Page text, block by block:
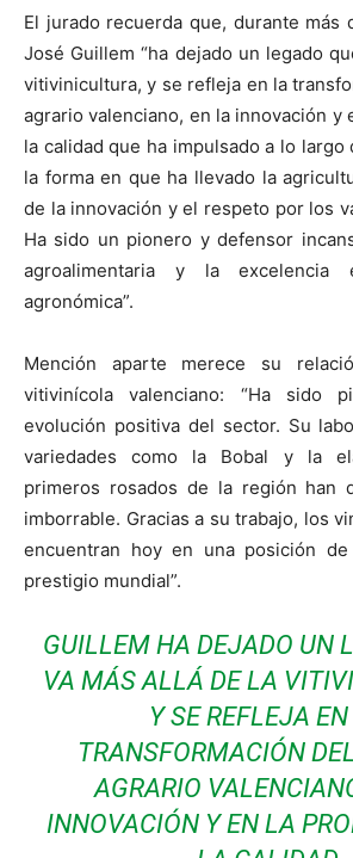
El jurado recuerda que, durante más
José Guillem “ha dejado un legado
vitivinicultura, y se refleja en la
agrario valenciano, en la innovación y
la calidad que ha impulsado a lo largo
la forma en que ha llevado la
de la innovación y el respeto por los
Ha sido un pionero y defensor
agroalimentaria y la excelencia
agronómica”.
Mención aparte merece su
vitivinícola valenciano: “Ha sido
evolución positiva del sector. Su
variedades como la Bobal y la
primeros rosados de la región han
imborrable. Gracias a su trabajo, los
encuentran hoy en una posición
prestigio mundial”.
GUILLEM HA DEJADO UN
VA MÁS ALLÁ DE LA
Y SE REFLEJA
TRANSFORMACIÓN
AGRARIO
INNOVACIÓN Y EN LA